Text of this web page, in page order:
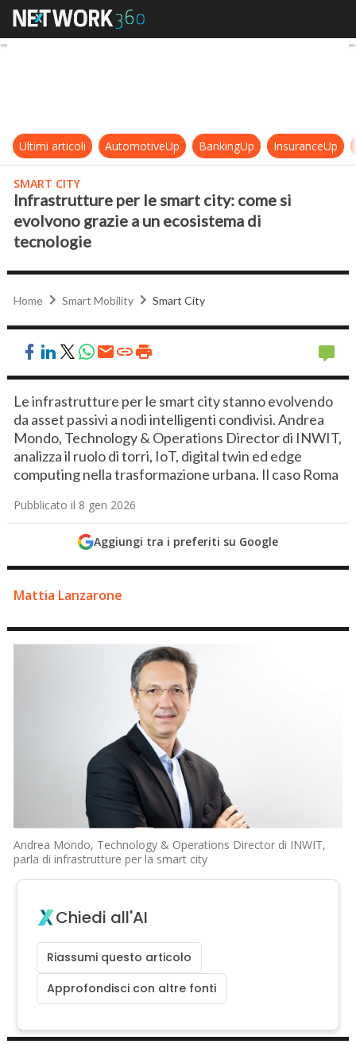
Infrastrutture per le smart city:
Ultimi articoli AutomotiveUp BankingUp InsuranceUp
SMART CITY
Infrastrutture per le smart city: come si
evolvono grazie a un ecosistema di
tecnologie
Home Smart Mobility Smart City
Le infrastrutture per le smart city stanno evolvendo
da asset passivi a nodi intelligenti condivisi. Andrea
Mondo, Technology & Operations Director di INWIT,
analizza il ruolo di torri, IoT, digital twin ed edge
computing nella trasformazione urbana. Il caso Roma
Pubblicato il 8 gen 2026
Aggiungi tra i preferiti su Google
Mattia Lanzarone
Andrea Mondo, Technology & Operations Director di INWIT,
parla di infrastrutture per la smart city
Chiedi all'AI
Riassumi questo articolo
Approfondisci con altre fonti